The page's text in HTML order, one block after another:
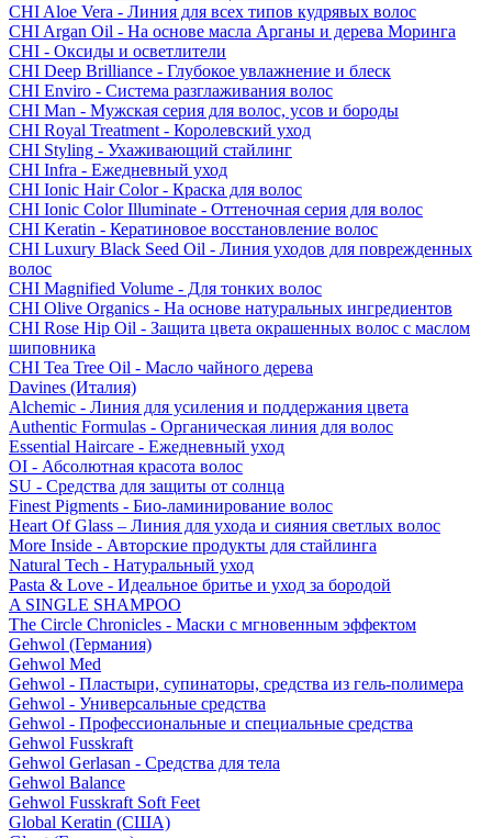
CHI Aloe Vera - Линия для всех типов кудрявых волос
CHI Argan Oil - На основе масла Арганы и дерева Моринга
CHI - Оксиды и осветлители
CHI Deep Brilliance - Глубокое увлажнение и блеск
CHI Enviro - Система разглаживания волос
CHI Man - Мужская серия для волос, усов и бороды
CHI Royal Treatment - Королевский уход
CHI Styling - Ухаживающий стайлинг
CHI Infra - Ежедневный уход
CHI Ionic Hair Color - Краска для волос
CHI Ionic Color Illuminate - Оттеночная серия для волос
CHI Keratin - Кератиновое восстановление волос
CHI Luxury Black Seed Oil - Линия уходов для поврежденных
волос
CHI Magnified Volume - Для тонких волос
CHI Olive Organics - На основе натуральных ингредиентов
CHI Rose Hip Oil - Защита цвета окрашенных волос с маслом
шиповника
CHI Tea Tree Oil - Масло чайного дерева
Davines (Италия)
Alchemic - Линия для усиления и поддержания цвета
Authentic Formulas - Органическая линия для волос
Essential Haircare - Eжедневный уход
OI - Абсолютная красота волос
SU - Средства для защиты от солнца
Finest Pigments - Био-ламинирование волос
Heart Of Glass – Линия для ухода и сияния светлых волос
More Inside - Авторские продукты для стайлинга
Natural Tech - Натуральный уход
Pasta & Love - Идеальное бритье и уход за бородой
A SINGLE SHAMPOO
The Circle Chronicles - Маски с мгновенным эффектом
Gehwol (Германия)
Gehwol Med
Gehwol - Пластыри, супинаторы, средства из гель-полимера
Gehwol - Универсальные средства
Gehwol - Профессиональные и специальные средства
Gehwol Fusskraft
Gehwol Gerlasan - Средства для тела
Gehwol Balance
Gehwol Fusskraft Soft Feet
Global Keratin (США)